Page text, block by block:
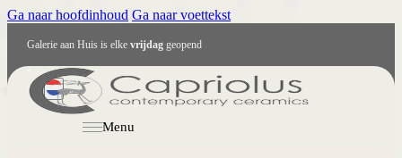
Ga naar hoofdinhoud Ga naar voettekst
Galerie aan Huis is elke vrijdaggeopend
NL
Menu